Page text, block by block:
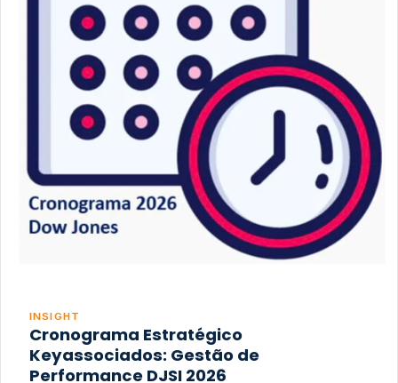
INSIGHT
Cronograma Estratégico
Keyassociados: Gestão de
Performance DJSI 2026